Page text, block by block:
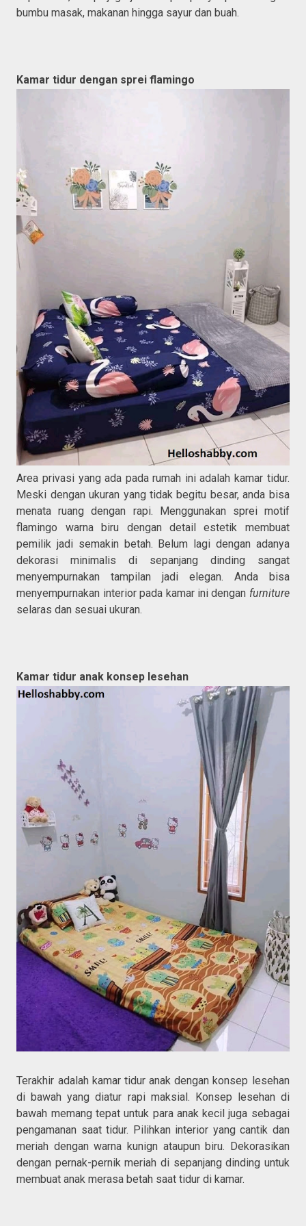
bumbu masak, makanan hingga sayur dan buah.
Kamar tidur dengan sprei flamingo
Area privasi yang ada pada rumah ini adalah kamar tidur.
Meski dengan ukuran yang tidak begitu besar, anda bisa
menata ruang dengan rapi. Menggunakan sprei motif
flamingo warna biru dengan detail estetik membuat
pemilik jadi semakin betah. Belum lagi dengan adanya
dekorasi minimalis di sepanjang dinding sangat
menyempurnakan tampilan jadi elegan. Anda bisa
menyempurnakan interior pada kamar ini dengan furniture
selaras dan sesuai ukuran.
Kamar tidur anak konsep lesehan
Terakhir adalah kamar tidur anak dengan konsep lesehan
di bawah yang diatur rapi maksial. Konsep lesehan di
bawah memang tepat untuk para anak kecil juga sebagai
pengamanan saat tidur. Pilihkan interior yang cantik dan
meriah dengan warna kunign ataupun biru. Dekorasikan
dengan pernak-pernik meriah di sepanjang dinding untuk
membuat anak merasa betah saat tidur di kamar.